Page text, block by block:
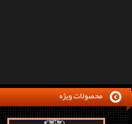
محصولات ویژه